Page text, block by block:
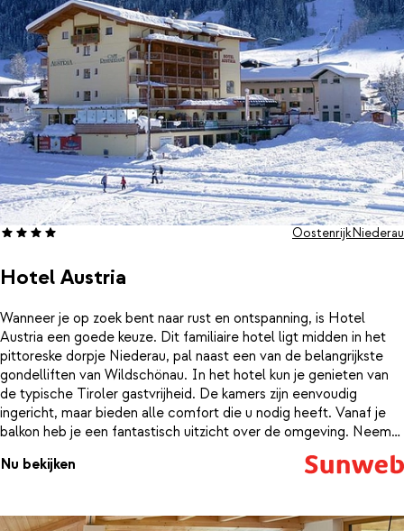
Hotel Austria
OostenrijkNiederau
Wanneer je op zoek bent naar rust en ontspanning, is Hotel
Austria een goede keuze. Dit familiaire hotel ligt midden in het
pittoreske dorpje Niederau, pal naast een van de belangrijkste
gondelliften van Wildschönau. In het hotel kun je genieten van
de typische Tiroler gastvrijheid. De kamers zijn eenvoudig
ingericht, maar bieden alle comfort die u nodig heeft. Vanaf je
balkon heb je een fantastisch uitzicht over de omgeving. Neem
na een koude dag op de piste een duik in het binnenzwembad of
ontspan je spieren in de sauna en het stoombad. Een geweldige
Nu bekijken